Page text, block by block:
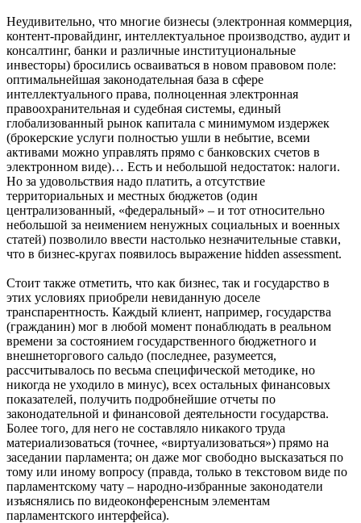
Неудивительно, что многие бизнесы (электронная коммерция,
контент-провайдинг, интеллектуальное производство, аудит и
консалтинг, банки и различные институциональные
инвесторы) бросились осваиваться в новом правовом поле:
оптимальнейшая законодательная база в сфере
интеллектуального права, полноценная электронная
правоохранительная и судебная системы, единый
глобализованный рынок капитала с минимумом издержек
(брокерские услуги полностью ушли в небытие, всеми
активами можно управлять прямо с банковских счетов в
электронном виде)… Есть и небольшой недостаток: налоги.
Но за удовольствия надо платить, а отсутствие
территориальных и местных бюджетов (один
централизованный, «федеральный» – и тот относительно
небольшой за неимением ненужных социальных и военных
статей) позволило ввести настолько незначительные ставки,
что в бизнес-кругах появилось выражение hidden assessment.
Стоит также отметить, что как бизнес, так и государство в
этих условиях приобрели невиданную доселе
транспарентность. Каждый клиент, например, государства
(гражданин) мог в любой момент понаблюдать в реальном
времени за состоянием государственного бюджетного и
внешнеторгового сальдо (последнее, разумеется,
рассчитывалось по весьма специфической методике, но
никогда не уходило в минус), всех остальных финансовых
показателей, получить подробнейшие отчеты по
законодательной и финансовой деятельности государства.
Более того, для него не составляло никакого труда
материализоваться (точнее, «виртуализоваться») прямо на
заседании парламента; он даже мог свободно высказаться по
тому или иному вопросу (правда, только в текстовом виде по
парламентскому чату – народно-избранные законодатели
изъяснялись по видеоконференсным элементам
парламентского интерфейса).